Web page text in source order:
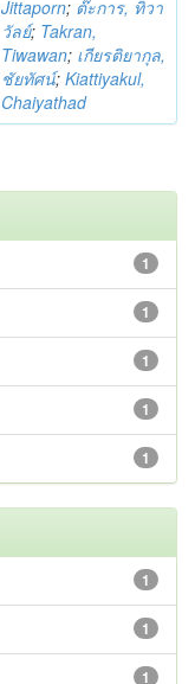
Jittaporn; ต๊ะการ, ทิวา
วัลย์; Takran,
Tiwawan; เกียรติยากุล,
ชัยทัศน์; Kiattiyakul,
Chaiyathad
1
1
1
1
1
1
1
1